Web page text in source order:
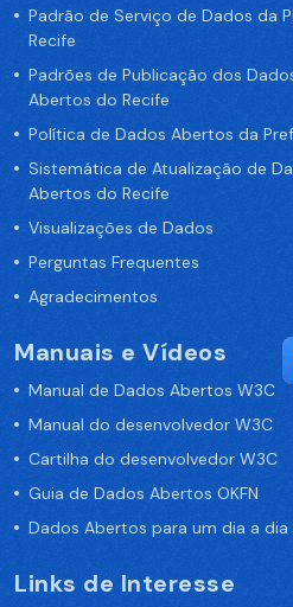
Padrão de Serviço de Dados da
Recife
Padrões de Publicação dos
Abertos do Recife
Política de Dados Abertos da
Sistemática de Atualização de
Abertos do Recife
Visualizações de Dados
Perguntas Frequentes
Agradecimentos
Manuais e Vídeos
Manual de Dados Abertos W3C
Manual do desenvolvedor W3C
Cartilha do desenvolvedor W3C
Guia de Dados Abertos OKFN
Dados Abertos para um dia a dia
Links de Interesse